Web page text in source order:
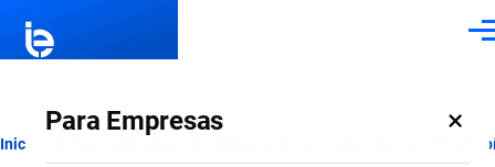
Para Empresas ×
Ruta
Inicio